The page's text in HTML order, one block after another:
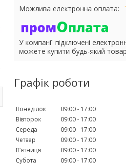
У компанії підключені
можете купити будь-який
Графік роботи
Понеділок 09:00
17:00
Вівторок
09:00
17:00
Середа
09:00
17:00
Четвер
09:00
17:00
Пʼятниця
09:00
17:00
Субота
09:00
17:00